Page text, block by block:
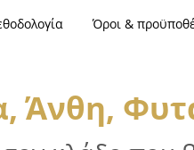
Όροι &
Άνθη,